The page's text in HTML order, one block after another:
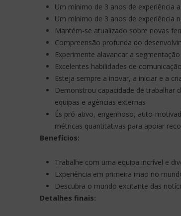
Um mínimo de 3 anos de experiência
Um mínimo de 3 anos de experiência
Mantém-se atualizado sobre novas
Compreensão profunda do
Experimente alavancar a
Excelentes habilidades de
Esteja sempre a inovar, a iniciar e a
Demonstrou capacidade de
equipas e agências externas
És pró-ativo, engenhoso, auto-
métricas quantitativas para apoiar
Benefícios:
Trabalhe com uma equipa incrível e
Experiência em primeira mão no
Descubra o mundo excitante das
Detalhes finais: